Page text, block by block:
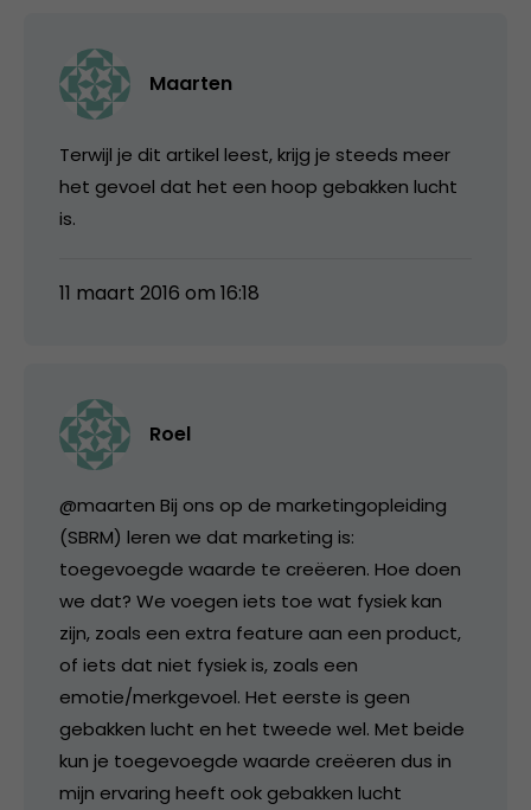
Maarten
Terwijl je dit artikel leest, krijg je steeds meer
het gevoel dat het een hoop gebakken lucht
is.
11 maart 2016 om 16:18
Roel
@maarten Bij ons op de marketingopleiding
(SBRM) leren we dat marketing is:
toegevoegde waarde te creëeren. Hoe doen
we dat? We voegen iets toe wat fysiek kan
zijn, zoals een extra feature aan een product,
of iets dat niet fysiek is, zoals een
emotie/merkgevoel. Het eerste is geen
gebakken lucht en het tweede wel. Met beide
kun je toegevoegde waarde creëeren dus in
mijn ervaring heeft ook gebakken lucht